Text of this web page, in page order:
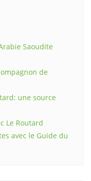
Saoudite
de
une source
Le Routard
avec le Guide du